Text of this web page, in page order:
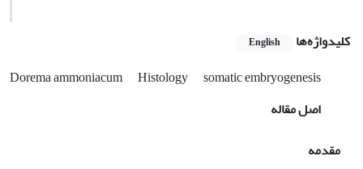
کلیدواژه‌ها English
Dorema ammoniacum Histology
somatic embryogenesis
اصل مقاله
مقدمه